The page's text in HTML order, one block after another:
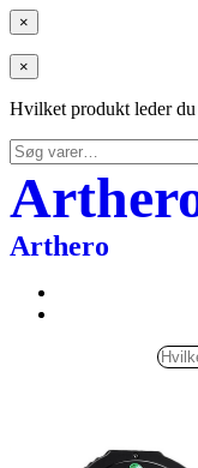
×
×
Hvilket produkt leder du
Søg
efter:
Arthero